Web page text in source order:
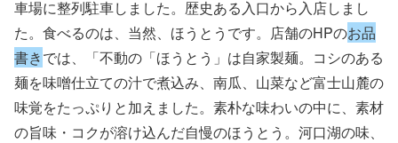
車場に整列駐車しました。歴史ある入口から入店しまし
た。食べるのは、当然、ほうとうです。店舗のHPのお品
書きでは、「不動の「ほうとう」は自家製麺。コシのある
麺を味噌仕立ての汁で煮込み、南瓜、山菜など富士山麓の
味覚をたっぷりと加えました。素朴な味わいの中に、素材
の旨味・コクが溶け込んだ自慢のほうとう。河口湖の味、